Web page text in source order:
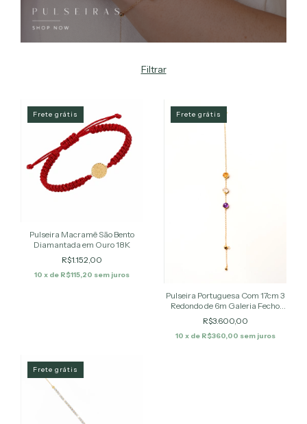
Filtrar
Frete grátis
Pulseira Macramê São Bento
Diamantada em Ouro 18K
R$1.152,00
10 x de R$115,20 sem juros
Frete grátis
Pulseira Portuguesa Com 17cm 3
Redondo de 6m Galeria Fecho
Naylon – Pedras Naturais
Brasileiras
R$3.600,00
10 x de R$360,00 sem juros
Frete grátis